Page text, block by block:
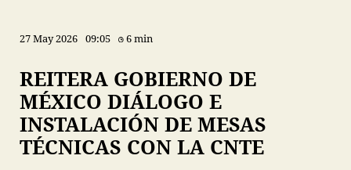
27 May 2026 09:05 6 min
REITERA GOBIERNO DE
MÉXICO DIÁLOGO E
INSTALACIÓN DE MESAS
TÉCNICAS CON LA CNTE